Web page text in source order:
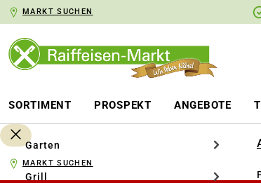
Zur Hauptnavigation springen
MARKT SUCHEN
SORTIMENT PROSPEKT ANGEBOTE
Garten
Grill
MARKT SUCHEN